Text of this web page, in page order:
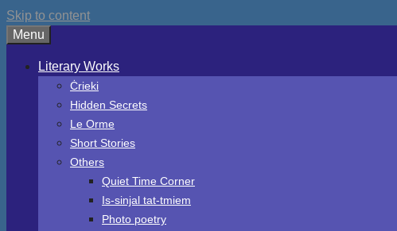
Skip to content
Menu
Literary Works
Ċrieki
Hidden Secrets
Le Orme
Short Stories
Others
Quiet Time Corner
Is-sinjal tat-tmiem
Photo poetry